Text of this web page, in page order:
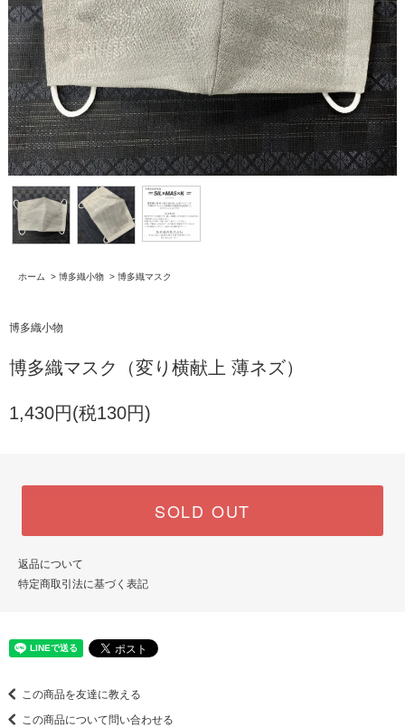
ホーム > 博多織小物 > 博多織マスク
博多織小物
博多織マスク（変り横献上 薄ネズ）
1,430円(税130円)
SOLD OUT
返品について
特定商取引法に基づく表記
この商品を友達に教える
この商品について問い合わせる